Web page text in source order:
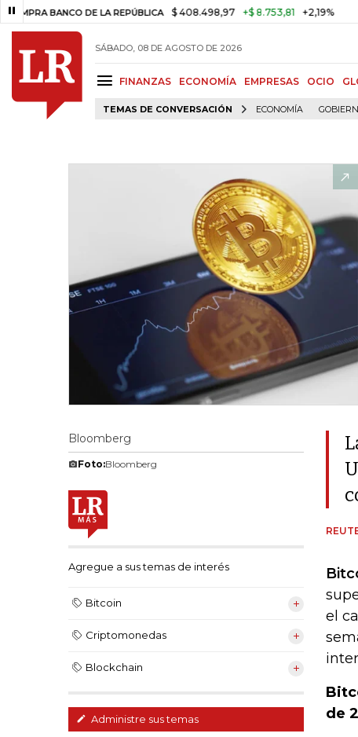
BANCO DE LA REPÚBLICA $ 408.498,97 +$ 8.753,81 +2,19% TASA DE
SÁBADO, 08 DE AGOSTO DE 2026
FINANZAS ECONOMÍA EMPRESAS OCIO
TEMAS DE CONVERSACIÓN ECONOMÍA
Bloomberg
Foto:Bloomberg
Agregue a sus temas de interés
Bitcoin
Criptomonedas
Blockchain
Administre sus temas
el
de